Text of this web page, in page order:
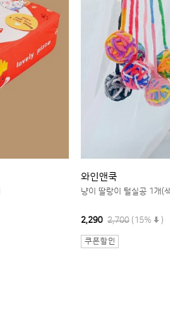
와인앤쿡
냥이 딸랑이 털실공 1개(
2,290 2,700 (15% )